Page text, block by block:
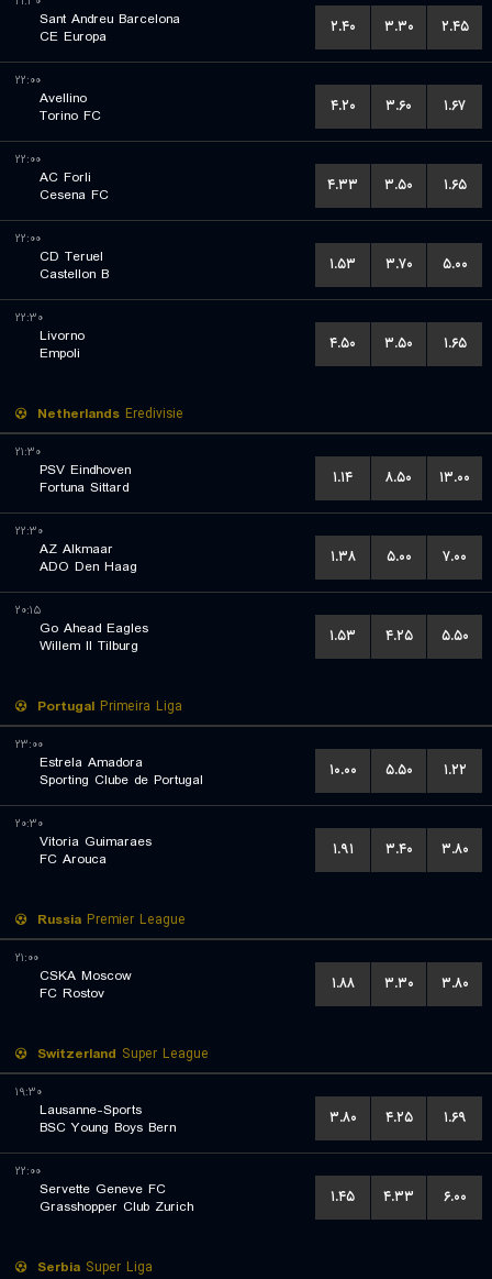
Sant Andreu Barcelona
CE Europa
۲.۴۰ ۳.۳۰ ۲.۴۵
۲۲:۰۰
Avellino
Torino FC
۴.۲۰ ۳.۶۰ ۱.۶۷
۲۲:۰۰
AC Forli
Cesena FC
۴.۳۳ ۳.۵۰ ۱.۶۵
۲۲:۰۰
CD Teruel
Castellon B
۱.۵۳ ۳.۷۰ ۵.۰۰
۲۲:۳۰
Livorno
Empoli
۴.۵۰ ۳.۵۰ ۱.۶۵
Netherlands Eredivisie
۲۱:۳۰
PSV Eindhoven
Fortuna Sittard
۱.۱۴ ۸.۵۰ ۱۳.۰۰
۲۲:۳۰
AZ Alkmaar
ADO Den Haag
۱.۳۸ ۵.۰۰ ۷.۰۰
۲۰:۱۵
Go Ahead Eagles
Willem II Tilburg
۱.۵۳ ۴.۲۵ ۵.۵۰
Portugal Primeira Liga
۲۳:۰۰
Estrela Amadora
Sporting Clube de Portugal
۱۰.۰۰ ۵.۵۰ ۱.۲۲
۲۰:۳۰
Vitoria Guimaraes
FC Arouca
۱.۹۱ ۳.۴۰ ۳.۸۰
Russia Premier League
۲۱:۰۰
CSKA Moscow
FC Rostov
۱.۸۸ ۳.۳۰ ۳.۸۰
Switzerland Super League
۱۹:۳۰
Lausanne-Sports
BSC Young Boys Bern
۳.۸۰ ۴.۲۵ ۱.۶۹
۲۲:۰۰
Servette Geneve FC
Grasshopper Club Zurich
۱.۴۵ ۴.۳۳ ۶.۰۰
Serbia Super Liga